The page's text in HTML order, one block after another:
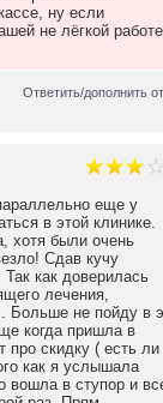
ну если
не лёгкой работе
Ответить/дополнить
еще у
в этой клинике.
хотя были очень
Сдав кучу
Так как доверилась
лечения,
Больше не пойду в
когда пришла в
про скидку ( есть ли
как я услышала
вошла в ступор и